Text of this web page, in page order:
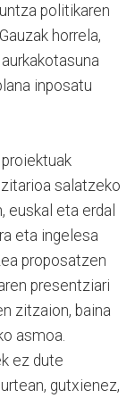
politikaren
horrela,
inposatu
salatzeko
euskal eta erdal
eta ingelesa
proposatzen
presentziari
zitzaion, baina
asmoa.
ez dute
gutxienez,